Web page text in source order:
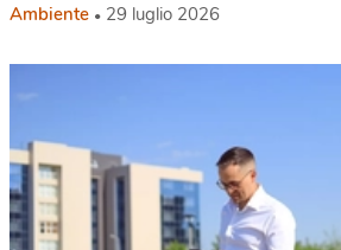
Ambiente 29 luglio 2026